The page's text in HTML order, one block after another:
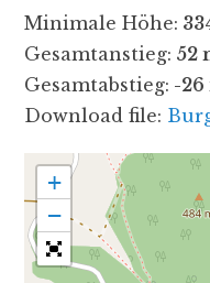
Minimale Höhe:
Gesamtanstieg: 52
Gesamtabstieg: -26
Download file:
+
−